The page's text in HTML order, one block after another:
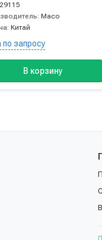
29115
Maco
Китай
по запросу
В корзину